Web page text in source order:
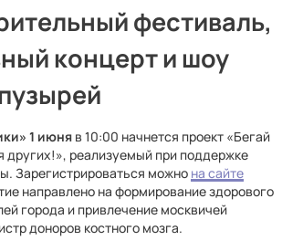
фестиваль,
концерт и шоу
1 июня в 10:00 начнется проект «Бегай
других!», реализуемый при поддержке
Зарегистрироваться можно на сайте
направлено на формирование здорового
города и привлечение москвичей
доноров костного мозга.